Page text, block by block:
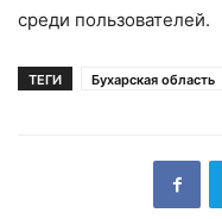
среди пользователей.
ТЕГИ Бухарская область